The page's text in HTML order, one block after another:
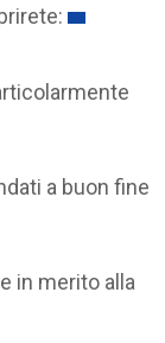
a buon fine
in merito alla